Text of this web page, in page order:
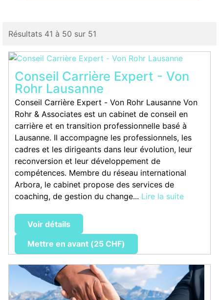
Résultats 41 à 50 sur 51
Conseil Carrière Expert - Von
Rohr Lausanne
Conseil Carrière Expert - Von Rohr Lausanne Von
Rohr & Associates est un cabinet de conseil en
carrière et en transition professionnelle basé à
Lausanne. Il accompagne les professionnels, les
cadres et les dirigeants dans leur évolution, leur
reconversion et leur développement de
compétences. Membre du réseau international
Arbora, le cabinet propose des services de
coaching, de gestion du change... Lire la suite
Voir détails
Mettre en avant (25 CHF)